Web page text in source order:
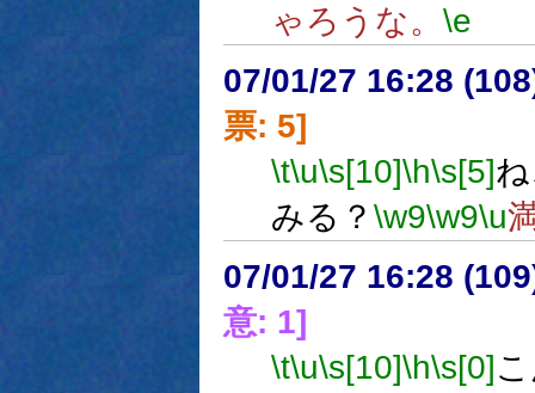
ゃろうな。 \e
07/01/27 16:28
票: 5]
\t\u\s[10]\h\s[5]
みる？ \w9\w9\u
07/01/27 16:28
意: 1]
\t\u\s[10]\h\s[0]